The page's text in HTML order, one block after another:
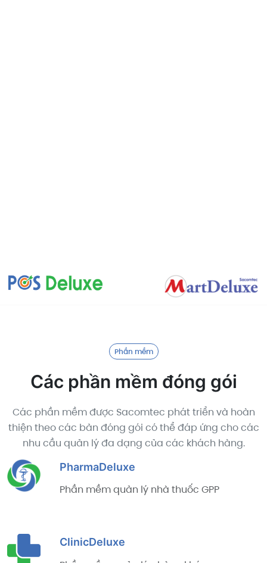
Phần mềm
Các phần mềm đóng gói
Các phần mềm được Sacomtec phát triển và hoàn
thiện theo các bản đóng gói có thể đáp ứng cho các
nhu cầu quản lý đa dạng của các khách hàng.
PharmaDeluxe
Phần mềm quản lý nhà thuốc GPP
ClinicDeluxe